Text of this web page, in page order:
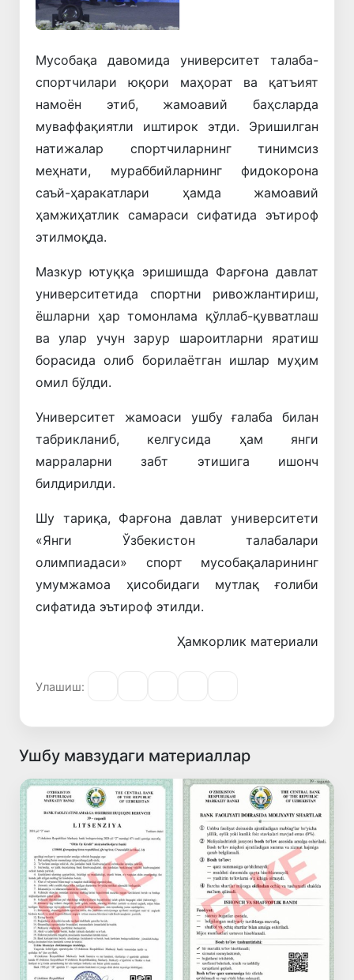
Мусобақа давомида университет
талаба-
спортчилари
юқори маҳорат ва
қатъият
намоён
этиб, жамоавий
баҳсларда
муваффақиятли
иштирок этди. Эришилган
натижалар
спортчиларнинг
тинимсиз
меҳнати, мураббийларнинг
фидокорона
саъй-ҳаракатлари
ҳамда
жамоавий
ҳамжиҳатлик самараси сифатида
эътироф
этилмоқда.
Мазкур ютуққа эришишда Фарғона давлат
университетида
спортни ривожлантириш,
ёшларни ҳар томонлама қўллаб-қувватлаш
ва
улар учун зарур шароитларни
яратиш
борасида олиб борилаётган ишлар муҳим
омил бўлди.
Университет жамоаси ушбу ғалаба
билан
табрикланиб, келгусида ҳам
янги
марраларни
забт этишига
ишонч
билдирилди.
Шу тариқа, Фарғона давлат университети
«Янги Ўзбекистон
талабалари
олимпиадаси» спорт
мусобақаларининг
умумжамоа
ҳисобидаги мутлақ
ғолиби
сифатида эътироф этилди.
Ҳамкорлик материали
Улашиш:
Ушбу мавзудаги материаллар